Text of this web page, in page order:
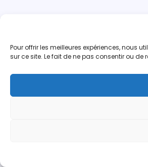
Pour offrir les meilleures expériences, nous
sur ce site. Le fait de ne pas consentir ou